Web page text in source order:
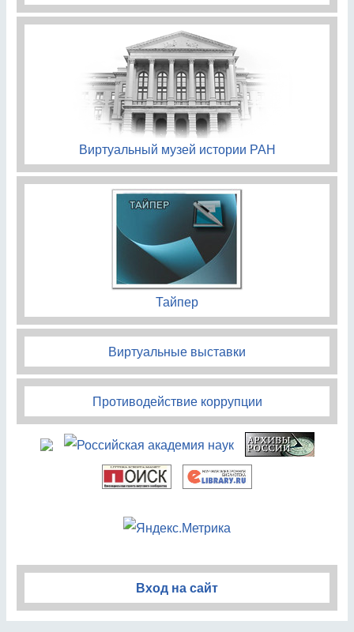
Виртуальный музей истории РАН
Тайпер
Виртуальные выставки
Противодействие коррупции
Вход на сайт